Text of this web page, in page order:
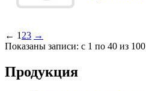
← 1 23 →
Показаны записи: с 1 по 40 из 100
Продукция